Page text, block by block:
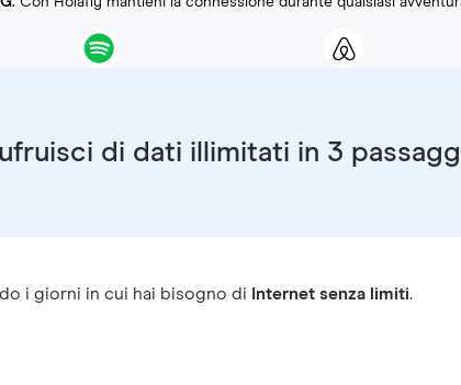
di dati illimitati in 3
i giorni in cui hai bisogno di Internet senza limiti.